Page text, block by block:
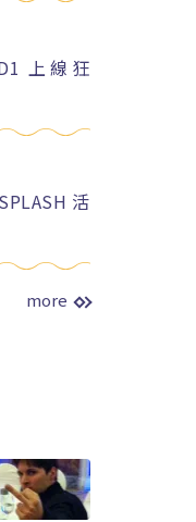
上線狂
活
more